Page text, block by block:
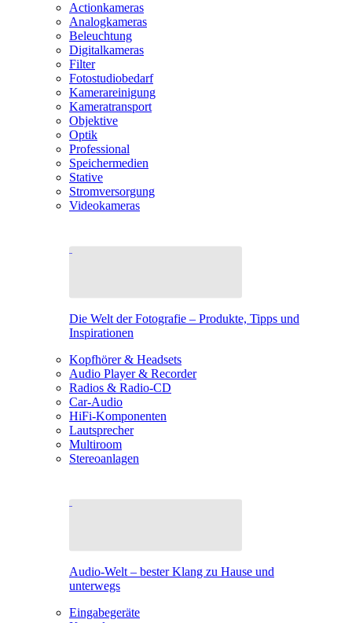
Actionkameras
Analogkameras
Beleuchtung
Digitalkameras
Filter
Fotostudiobedarf
Kamerareinigung
Kameratransport
Objektive
Optik
Professional
Speichermedien
Stative
Stromversorgung
Videokameras
Die Welt der Fotografie – Produkte, Tipps und
Inspirationen
Kopfhörer & Headsets
Audio Player & Recorder
Radios & Radio-CD
Car-Audio
HiFi-Komponenten
Lautsprecher
Multiroom
Stereoanlagen
Audio-Welt – bester Klang zu Hause und
unterwegs
Eingabegeräte